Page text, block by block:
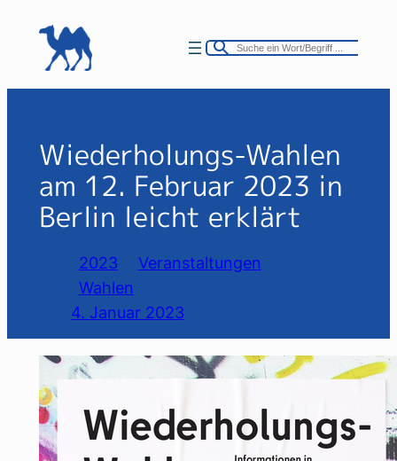
Inhalt
springen
Wiederholungs-Wahlen
am 12. Februar 2023 in
Berlin leicht erklärt
2023
Veranstaltungen
Wahlen
4. Januar 2023